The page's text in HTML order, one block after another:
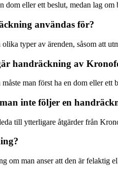
dom eller ett beslut, medan lag
användas för?
typer av ärenden, såsom att
handräckning av
man först ha en dom eller
inte följer en
till ytterligare åtgärder från
om man anser att den är felaktig